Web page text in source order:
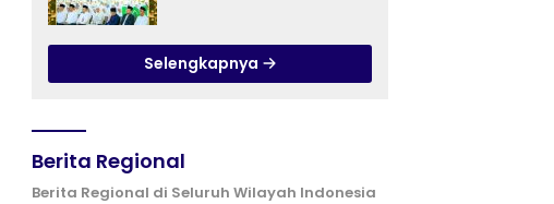
to International Grand
Imams Conference_
(IGIC) 2026: Dukung
Keagamaan dan
Perdamaian Global
Selengkapnya
Berita Regional
Berita Regional di Seluruh Wilayah Indonesia